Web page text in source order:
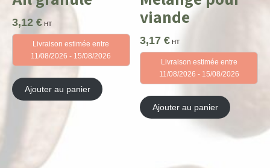
3,12 € HT
Livraison estimée entre
11/08/2026 - 15/08/2026
Ajouter au panier
viande
3,17€ HT
Livraison estimée entre
11/08/2026 - 15/08/2026
Ajouter au panier